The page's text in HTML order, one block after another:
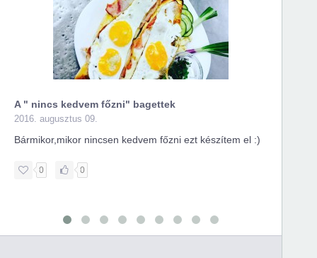
A " nincs kedvem főzni" bagettek
2016. augusztus 09.
Bármikor,mikor nincsen kedvem főzni ezt készítem el :)
0 0